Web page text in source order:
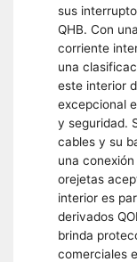
sus
QHB. Con
corriente
una
este interior
excepcional
y seguridad.
cables y su
una
orejetas
interior es
derivados
brinda
comerciales